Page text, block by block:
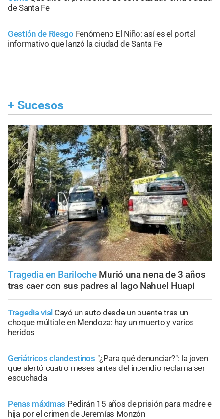
de Santa Fe
Gestión de Riesgo Fenómeno El Niño: así es el portal
informativo que lanzó la ciudad de Santa Fe
+ Sucesos
Tragedia en Bariloche Murió una nena de 3 años
tras caer con sus padres al lago Nahuel Huapi
Tragedia vial Cayó un auto desde un puente tras un
choque múltiple en Mendoza: hay un muerto y varios
heridos
Geriátricos clandestinos "¿Para qué denunciar?": la joven
que alertó cuatro meses antes del incendio reclama ser
escuchada
Penas máximas Pedirán 15 años de prisión para madre e
hija por el crimen de Jeremías Monzón